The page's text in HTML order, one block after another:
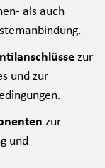
als auch
zur
und zur
zur
und